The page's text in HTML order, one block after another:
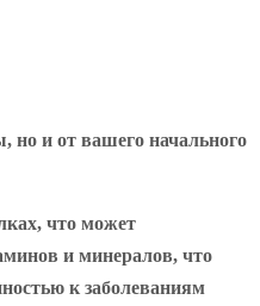
но и от вашего начального
что может
и минералов, что
к заболеваниям